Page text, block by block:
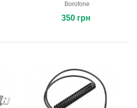
Borofone
350 грн